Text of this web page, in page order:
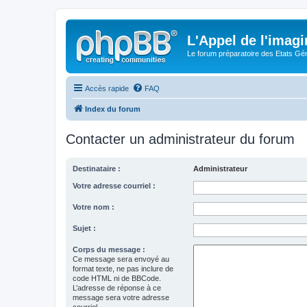
L'Appel de
Le forum préparatoire des Etats
Accès rapide FAQ
Index du forum
Contacter un administrateur du forum
Destinataire : Administrateur
Votre adresse courriel :
Votre nom :
Sujet :
Corps du message :
Ce message sera envoyé au
format texte, ne pas inclure de
code HTML ni de BBCode.
L’adresse de réponse à ce
message sera votre adresse